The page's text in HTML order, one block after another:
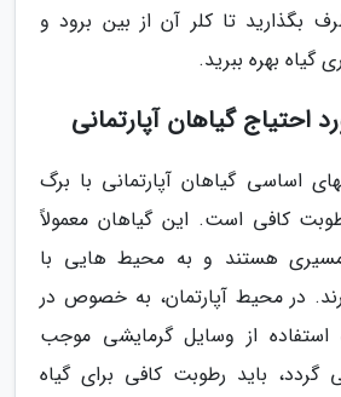
بگذارید تا کلر آن از بین برود و
گیاه بهره ببرید.
احتیاج گیاهان آپارتمانی
اساسی گیاهان آپارتمانی با برگ
کافی است. این گیاهان معمولاً
هستند و به محیط هایی با
در محیط آپارتمان، به خصوص در
از وسایل گرمایشی موجب
باید رطوبت کافی برای گیاه